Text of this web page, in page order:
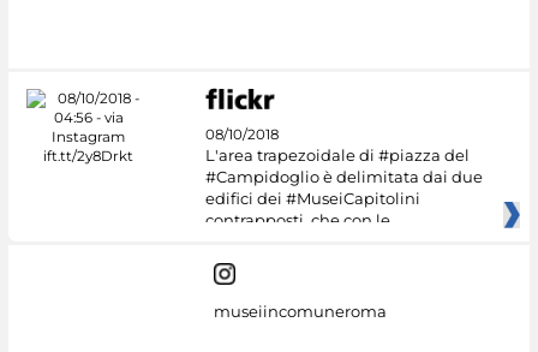
08/10/2018
L'area trapezoidale di #piazza del
#Campidoglio è delimitata dai due
edifici dei #MuseiCapitolini
contrapposti, che con le
museiincomuneroma